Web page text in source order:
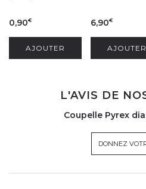
0,90€
AJOUTER
6,90€
AJOUTER
L'AVIS DE
Coupelle Pyrex
DONNEZ